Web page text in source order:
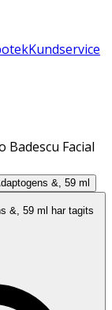
Kundservice
Badescu Facial
&, 59 ml har tagits